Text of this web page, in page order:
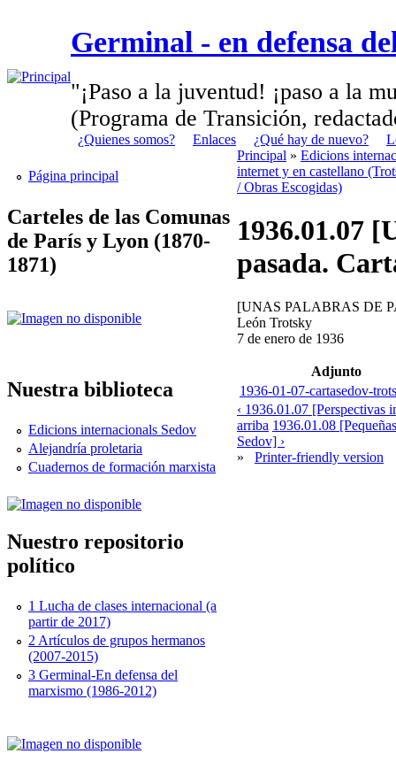
Germinal - en defensa
"¡Paso a la juventud! ¡paso a la
(Programa de Transición,
¿Quienes somos? Enlaces ¿Qué hay de nuevo?
Página principal
Carteles de las Comunas
de París y Lyon (1870-
1871)
Nuestra biblioteca
Edicions internacionals Sedov
Alejandría proletaria
Cuadernos de formación marxista
Nuestro repositorio
político
1 Lucha de clases internacional (a
partir de 2017)
2 Artículos de grupos hermanos
(2007-2015)
3 Germinal-En defensa del
marxismo (1986-2012)
Principal » Edicions
internet y en castellano
/ Obras Escogidas)
1936.01.07
pasada.
[UNAS PALABRAS DE
León Trotsky
7 de enero de 1936
Adjunto
1936-01-07-cartasedov-
‹ 1936.01.07 [Perspectivas
arriba 1936.01.08
Sedov] ›
»
Printer-friendly version